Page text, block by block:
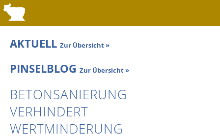
AKTUELL Zur Übersicht »
PINSELBLOG Zur Übersicht »
BETONSANIERUNG
VERHINDERT
WERTMINDERUNG